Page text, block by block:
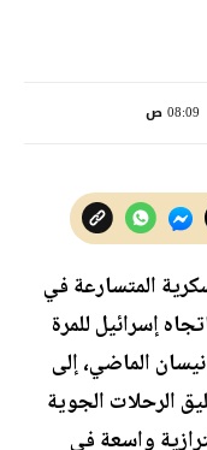
08:09 ص
المتسارعة في
إسرائيل للمرة
الماضي، إلى
الرحلات الجوية
واسعة في